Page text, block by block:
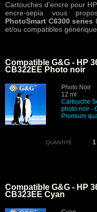
Cartouches d'encre pour
encre-sepia vous
PhotoSmart C6300 series
et/ou compatibles
Compatible G&G - HP
CB322EE Photo noir
Photo Noir
12 ml
Cartouche
photo noir -
Premium
QUANTITÉ
Compatible G&G - HP
CB323EE Cyan